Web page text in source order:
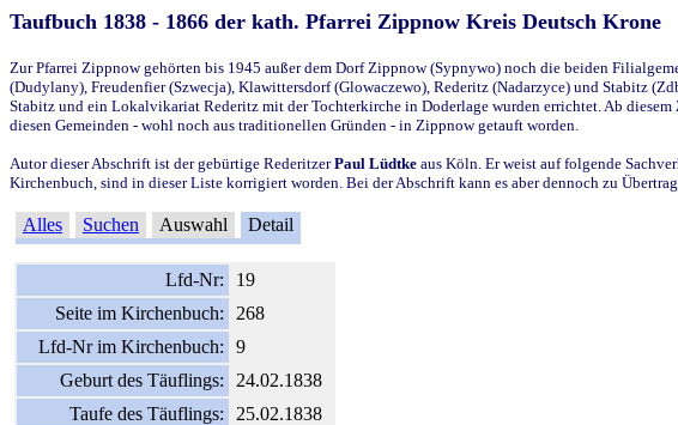
Taufbuch 1838 - 1866 der kath. Pfarrei Zippnow Kreis Deutsch Krone
Zur Pfarrei Zippnow gehörten bis 1945 außer dem Dorf Zippnow (Sypnywo) noch die beiden
(Dudylany), Freudenfier (Szwecja), Klawittersdorf (Glowaczewo), Rederitz (Nadarzyce) und Stabitz
Stabitz und ein Lokalvikariat Rederitz mit der Tochterkirche in Doderlage wurden errichtet. Ab
diesen Gemeinden - wohl noch aus traditionellen Gründen - in Zippnow getauft worden.
Autor dieser Abschrift ist der gebürtige RederitzerPaul Lüdtke aus Köln. Er weist auf folgende
Kirchenbuch, sind in dieser Liste korrigiert worden. Bei der Abschrift kann es aber dennoch zu
Alles Suchen Auswahl Detail
Lfd-Nr:
19
Seite im Kirchenbuch:
268
Lfd-Nr im Kirchenbuch:
9
Geburt des Täuflings:
24.02.1838
Taufe des Täuflings:
25.02.1838